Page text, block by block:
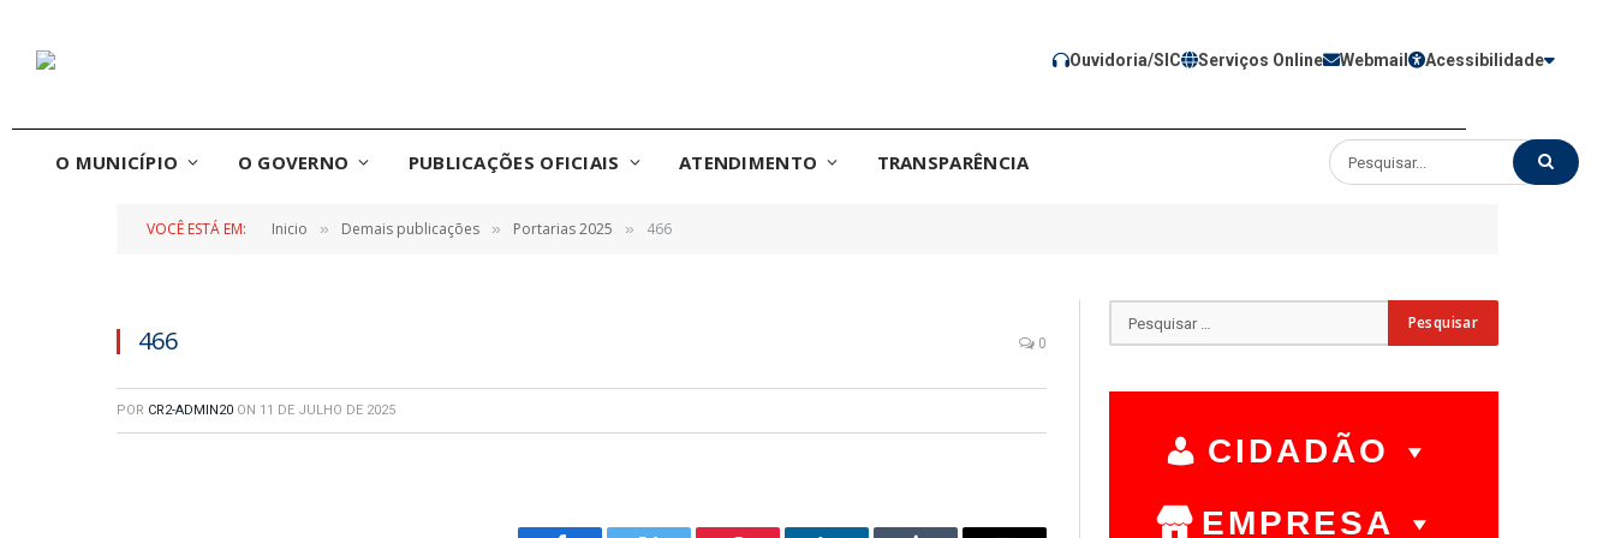
Ouvidoria/SIC Serviços Online Webmail Acessibilidade
O MUNICÍPIO O GOVERNO PUBLICAÇÕES OFICIAIS ATENDIMENTO TRANSPARÊNCIA
VOCÊ ESTÁ EM: Inicio » Demais publicações » Portarias 2025 » 466
466 0
POR CR2-ADMIN20 ON 11 DE JULHO DE 2025
CIDADÃO
EMPRESA